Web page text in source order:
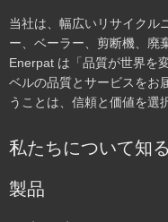
当社は、幅広いリサイクル
ー、ベーラー、剪断機、廃
Enerpat は「品質が世界を
ベルの品質とサービスをお
うことは、信頼と価値を選
私たちについて知る
製品